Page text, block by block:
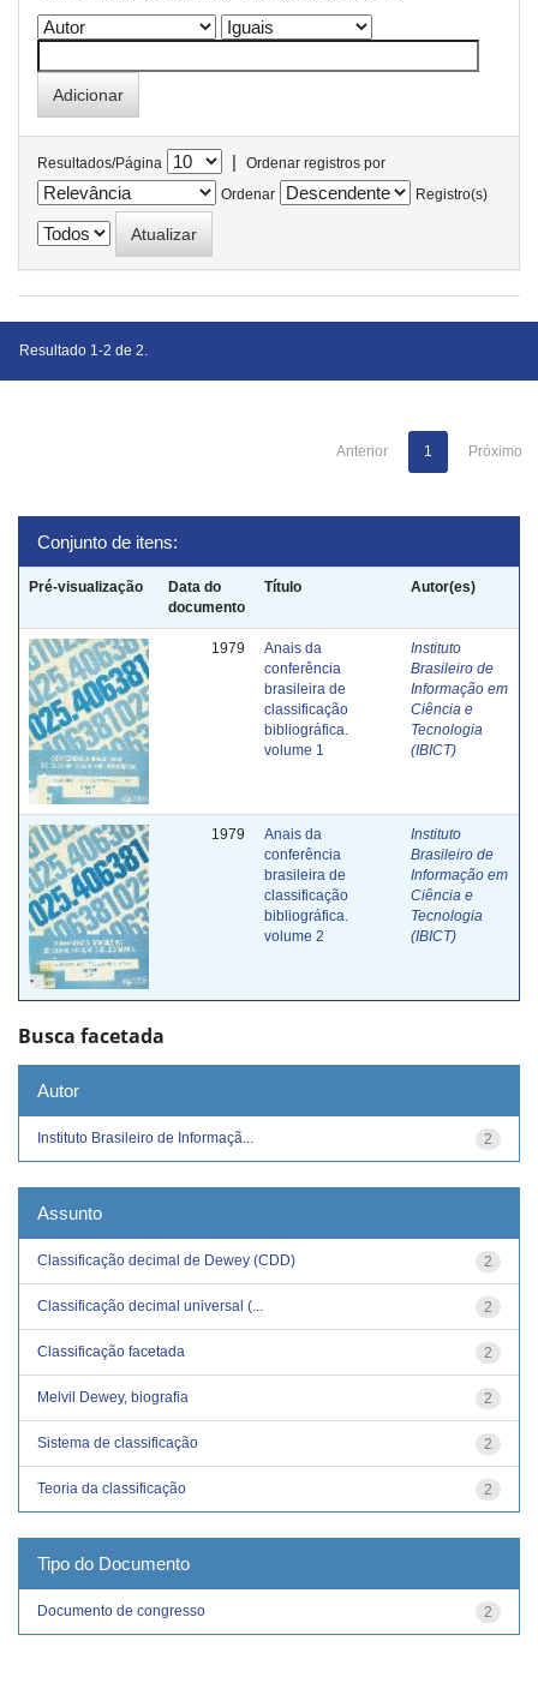
Resultados/Página |
Ordenar registros por
Ordenar
Registro(s)
Resultado 1-2 de 2.
Anterior 1 Próximo
Conjunto de itens:
Pré-visualização
Data do
documento
Título Autor(es)
1979
Anais da
conferência
brasileira de
classificação
bibliográfica.
volume 1
Instituto
Brasileiro de
Informação em
Ciência e
Tecnologia
(IBICT)
1979
Anais da
conferência
brasileira de
classificação
bibliográfica.
volume 2
Instituto
Brasileiro de
Informação em
Ciência e
Tecnologia
(IBICT)
Busca facetada
Autor
2
Instituto Brasileiro de Informaçã...
Assunto
2
Classificação decimal de Dewey (CDD)
2
Classificação decimal universal (...
2
Classificação facetada
2
Melvil Dewey, biografia
2
Sistema de classificação
2
Teoria da classificação
Tipo do Documento
2
Documento de congresso